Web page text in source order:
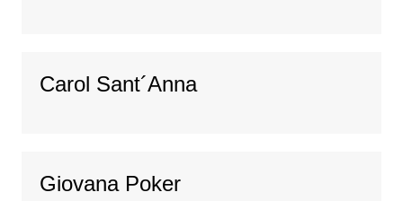
Carol Sant´Anna
Giovana Poker